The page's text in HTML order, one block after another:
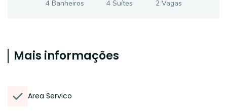
4Banheiros 4 Suítes 2Vagas
Mais informações
Area Servico